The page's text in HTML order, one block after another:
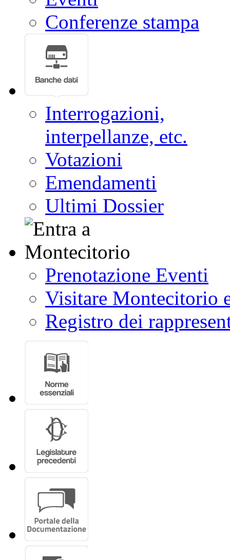
Conferenze stampa
Interrogazioni,
interpellanze, etc.
Votazioni
Emendamenti
Ultimi Dossier
Prenotazione Eventi
Visitare Montecitorio
Registro dei